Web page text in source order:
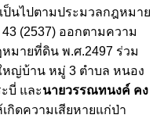
นไปตามประมวลกฎหมาย
(2537) ออกตามความ
มายที่ดิน พ.ศ.2497 ร่วม
หญ่บ้าน หมู่ 3 ตําบล หนอง
บี่ และนายวรรณทนงค์ คง
กิดความเสียหายแก่ป่า